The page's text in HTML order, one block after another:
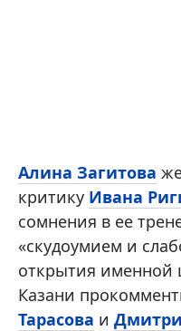
Алина Загитова
критику Ивана
сомнения в ее
«скудоумием и
открытия именной
Казани
Тарасова и